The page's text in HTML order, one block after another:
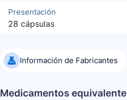
Presentación
28 cápsulas
Información de Fabricantes
Medicamentos